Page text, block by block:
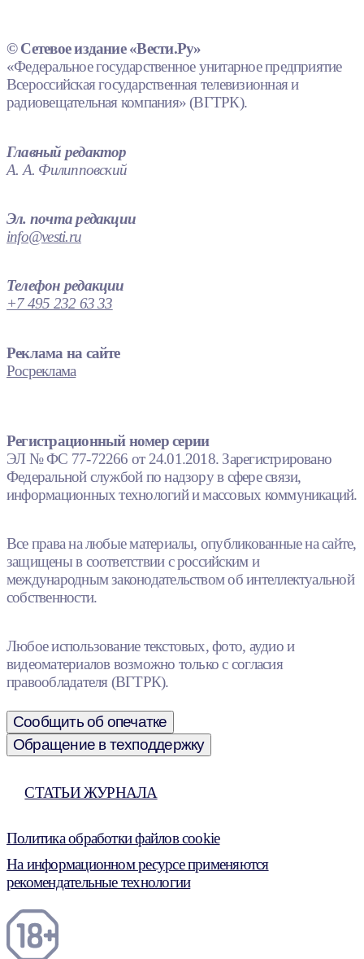
© Сетевое издание «Вести.Ру»
«Федеральное государственное унитарное предприятие
Всероссийская государственная телевизионная и
радиовещательная компания» (ВГТРК).
Главный редактор
А. А. Филипповский
Эл. почта редакции
info@vesti.ru
Телефон редакции
+7 495 232 63 33
Реклама на сайте
Росреклама
Регистрационный номер серии
ЭЛ № ФС 77-72266 от 24.01.2018. Зарегистрировано
Федеральной службой по надзору в сфере связи,
информационных технологий и массовых коммуникаций.
Все права на любые материалы, опубликованные на сайте,
защищены в соответствии с российским и
международным законодательством об интеллектуальной
собственности.
Любое использование текстовых, фото, аудио и
видеоматериалов возможно только с согласия
правообладателя (ВГТРК).
Сообщить об опечатке
Обращение в техподдержку
СТАТЬИ ЖУРНАЛА
Политика обработки файлов cookie
На информационном ресурсе применяются
рекомендательные технологии